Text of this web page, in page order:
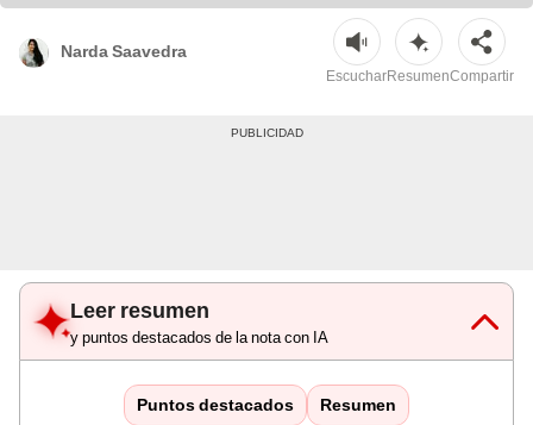
Narda Saavedra
EscucharResumenCompartir
Leer resumen
y puntos destacados de la nota con IA
Puntos destacados Resumen